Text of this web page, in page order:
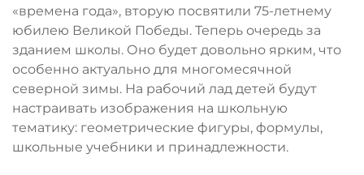
«времена года», вторую посвятили 75-летнему
юбилею Великой Победы. Теперь очередь за
зданием школы. Оно будет довольно ярким, что
особенно актуально для многомесячной
северной зимы. На рабочий лад детей будут
настраивать изображения на школьную
тематику: геометрические фигуры, формулы,
школьные учебники и принадлежности.